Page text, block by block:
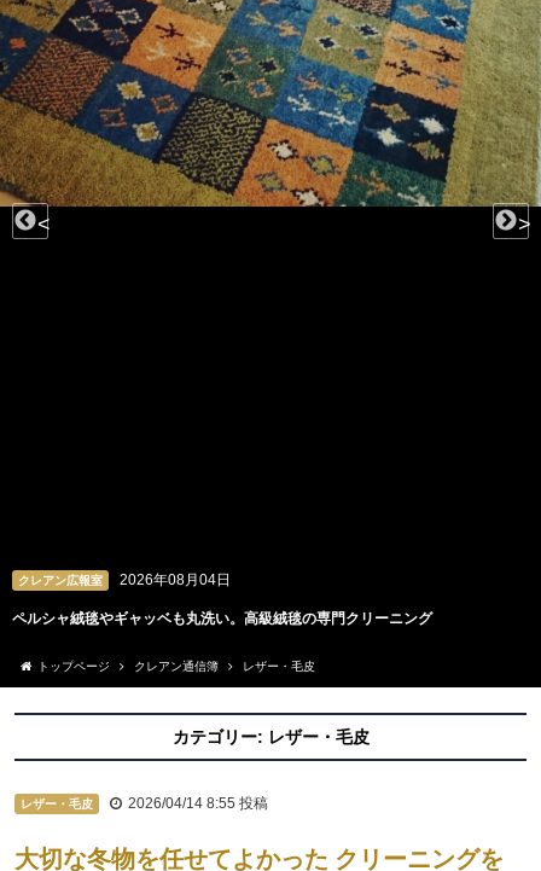
クレアン広報室 2026年08月03日
ビーズや羽根、チュールも。洗うのが難しいドレスの専門クリーニング
< >
トップページ クレアン通信簿 レザー・毛皮
カテゴリー: レザー・毛皮
レザー・毛皮 2026/04/14 8:55 投稿
大切な冬物を任せてよかった クリーニングを